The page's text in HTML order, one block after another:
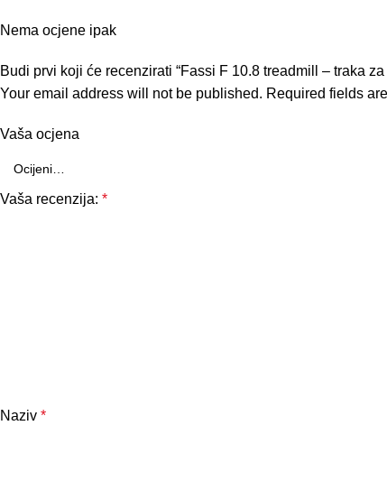
Nema ocjene ipak
Budi prvi koji će recenzirati “Fassi F 10.8 treadmill – traka
Your email address will not be published. Required fields
Vaša ocjena
Vaša recenzija: *
Naziv *